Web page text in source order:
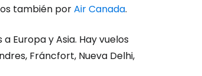
también porAir Canada.
Europa y Asia. Hay vuelos
Fráncfort, Nueva Delhi,